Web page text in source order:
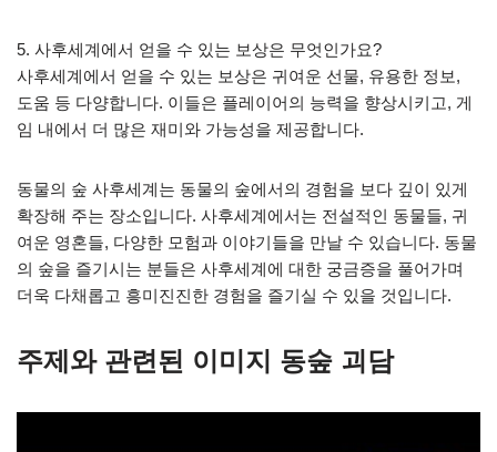
5. 사후세계에서 얻을 수 있는 보상은 무엇인가요?
사후세계에서 얻을 수 있는 보상은 귀여운 선물, 유용한 정보,
도움 등 다양합니다. 이들은 플레이어의 능력을 향상시키고, 게
임 내에서 더 많은 재미와 가능성을 제공합니다.
동물의 숲 사후세계는 동물의 숲에서의 경험을 보다 깊이 있게
확장해 주는 장소입니다. 사후세계에서는 전설적인 동물들, 귀
여운 영혼들, 다양한 모험과 이야기들을 만날 수 있습니다. 동물
의 숲을 즐기시는 분들은 사후세계에 대한 궁금증을 풀어가며
더욱 다채롭고 흥미진진한 경험을 즐기실 수 있을 것입니다.
주제와 관련된 이미지 동숲 괴담